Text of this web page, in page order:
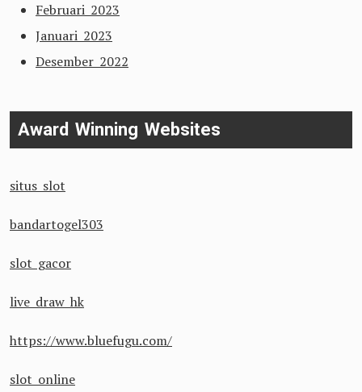
Februari 2023
Januari 2023
Desember 2022
Award Winning Websites
situs slot
bandartogel303
slot gacor
live draw hk
https://www.bluefugu.com/
slot online